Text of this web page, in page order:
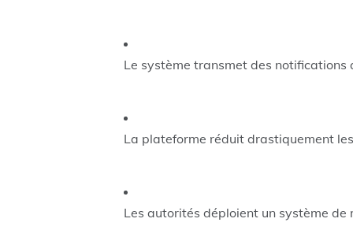
Le système transmet des
La plateforme réduit drastiquement
Les autorités déploient un système